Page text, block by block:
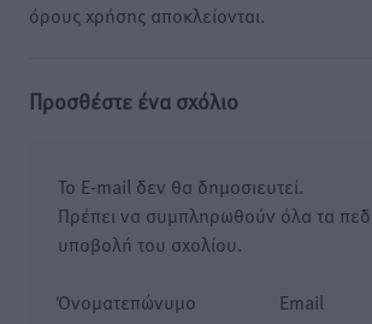
όρους χρήσης αποκλείονται.
Προσθέστε ένα σχόλιο
Το E-mail δεν θα δημοσιευτεί.
Πρέπει να συμπληρωθούν όλα τα
υποβολή του σχολίου.
Όνοματεπώνυμο Email